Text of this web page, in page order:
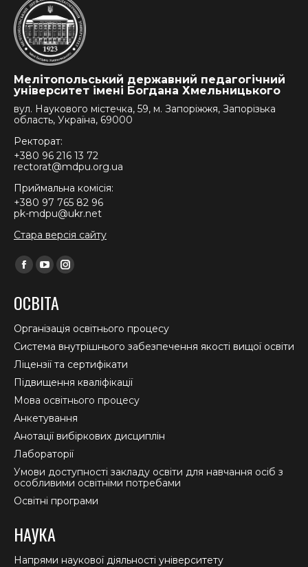
Мелітопольський державний педагогічний
університет імені Богдана Хмельницького
вул. Наукового містечка, 59, м. Запоріжжя, Запорізька
область, Україна, 69000
Ректорат:
+380 96 216 13 72
rectorat@mdpu.org.ua
Приймальна комісія:
+380 97 765 82 96
pk-mdpu@ukr.net
Стара версія сайту
Find us on:
Facebook
opens
in
new
window
YouTube
opens
in
new
window
Instagram
in
new
window
ОСВІТА
Організація освітнього процесу
Система внутрішнього забезпечення якості вищої освіти
Ліцензії та сертифікати
Підвищення кваліфікації
Мова освітнього процесу
Анкетування
Анотації вибіркових дисциплін
Лабораторії
Умови доступності закладу освіти для навчання осіб з
особливими освітніми потребами
Освітні програми
НАУКА
Напрями наукової діяльності університету